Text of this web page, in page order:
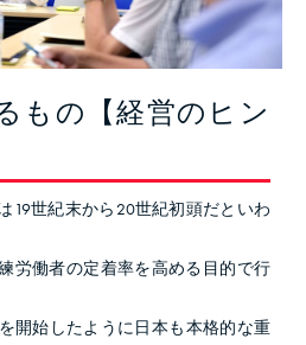
もの【経営のヒン
19世紀末から20世紀初頭だといわ
労働者の定着率を高める目的で行
開始したように日本も本格的な重